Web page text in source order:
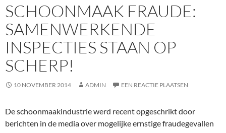
SCHOONMAAK FRAUDE:
SAMENWERKENDE
INSPECTIES STAAN OP
SCHERP!
10 NOVEMBER 2014 ADMIN EEN REACTIE PLAATSEN
De schoonmaakindustrie werd recent opgeschrikt door
berichten in de media over mogelijke ernstige fraudegevallen